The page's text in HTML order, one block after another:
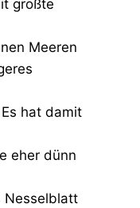
größte
Meeren
hat damit
eher dünn
Nesselblatt